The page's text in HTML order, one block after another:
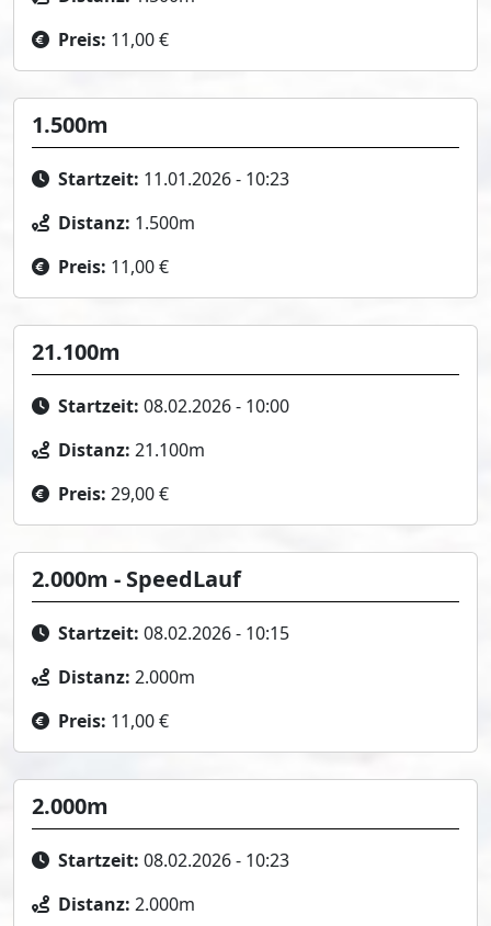
Preis: 11,00 €
1.500m
Startzeit: 11.01.2026 - 10:23
Distanz: 1.500m
Preis: 11,00 €
21.100m
Startzeit: 08.02.2026 - 10:00
Distanz: 21.100m
Preis: 29,00 €
2.000m - SpeedLauf
Startzeit: 08.02.2026 - 10:15
Distanz: 2.000m
Preis: 11,00 €
2.000m
Startzeit: 08.02.2026 - 10:23
Distanz: 2.000m